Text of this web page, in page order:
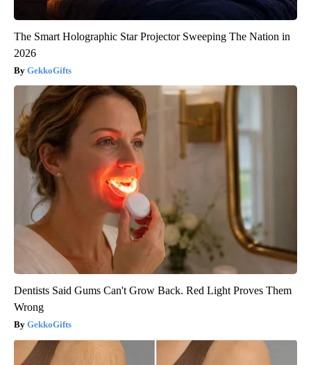
The Smart Holographic Star Projector Sweeping The Nation in
2026
GekkoGifts
Dentists Said Gums Can't Grow Back. Red Light Proves Them
Wrong
GekkoGifts